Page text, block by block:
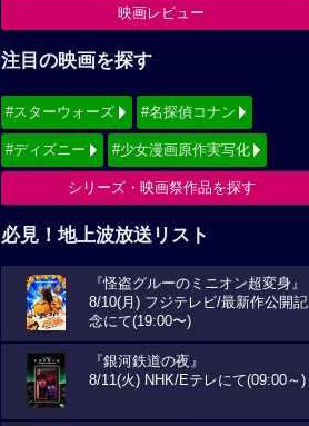
映画レビュー
注目の映画を探す
#スターウォーズ #名探偵コナン
#ディズニー #少女漫画原作実写化
シリーズ・映画祭作品を探す
必見！地上波放送リスト
『怪盗グルーのミニオン超変身』
8/10(月) フジテレビ/最新作公開記
念にて(19:00〜)
『銀河鉄道の夜』
8/11(火) NHK/Eテレにて(09:00～)